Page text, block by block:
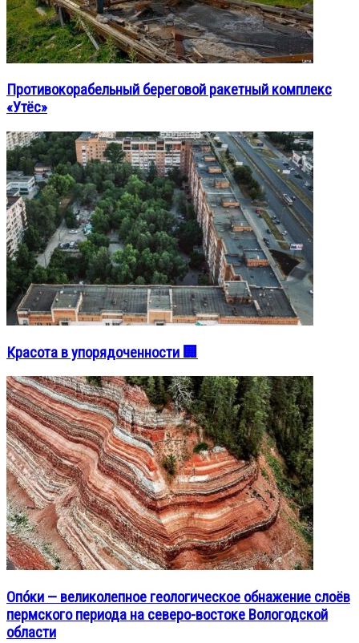
Противокорабельный береговой ракетный комплекс
«Утёс»
Красота в упорядоченности 🏢
Опо́ки — великолепное геологическое обнажение слоёв
пермского периода на северо-востоке Вологодской
области